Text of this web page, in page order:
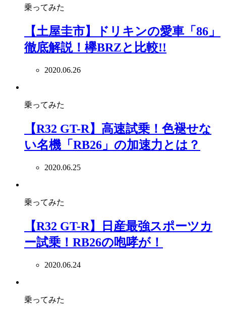
乗ってみた
【土屋圭市】ドリキンの愛車「86」
徹底解説！欅BRZと比較!!
2020.06.26
乗ってみた
【R32 GT-R】高速試乗！色褪せな
い名機「RB26」の加速力とは？
2020.06.25
乗ってみた
【R32 GT-R】日産最強スポーツカ
ー試乗！RB26の咆哮が！
2020.06.24
乗ってみた